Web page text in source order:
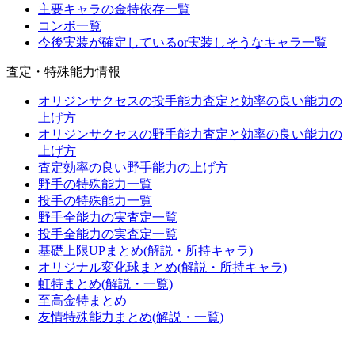
主要キャラの金特依存一覧
コンボ一覧
今後実装が確定しているor実装しそうなキャラ一覧
査定・特殊能力情報
オリジンサクセスの投手能力査定と効率の良い能力の
上げ方
オリジンサクセスの野手能力査定と効率の良い能力の
上げ方
査定効率の良い野手能力の上げ方
野手の特殊能力一覧
投手の特殊能力一覧
野手全能力の実査定一覧
投手全能力の実査定一覧
基礎上限UPまとめ(解説・所持キャラ)
オリジナル変化球まとめ(解説・所持キャラ)
虹特まとめ(解説・一覧)
至高金特まとめ
友情特殊能力まとめ(解説・一覧)